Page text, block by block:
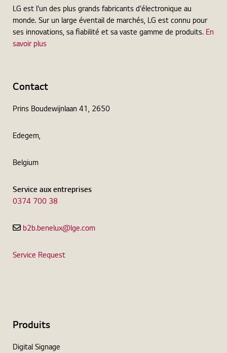
LG est l'un des plus grands fabricants d'électronique au
monde. Sur un large éventail de marchés, LG est connu pour
ses innovations, sa fiabilité et sa vaste gamme de produits. En
savoir plus
Contact
Prins Boudewijnlaan 41, 2650
Edegem,
Belgium
Service aux entreprises
0374 700 38
b2b.benelux@lge.com
Service Request
Produits
Digital Signage